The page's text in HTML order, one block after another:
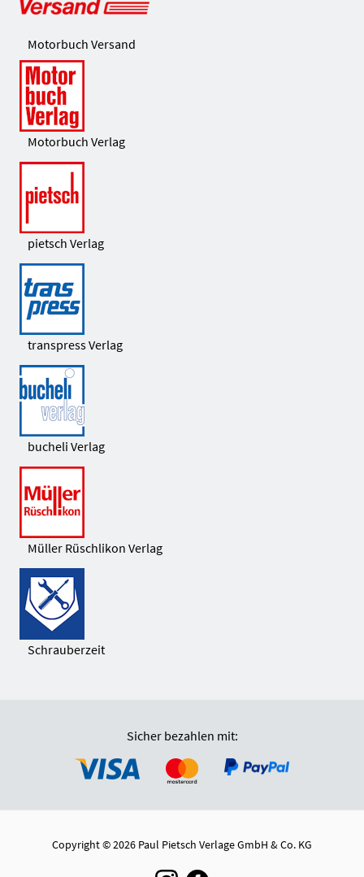
Motorbuch Versand
Motorbuch Verlag
pietsch Verlag
transpress Verlag
bucheli Verlag
Müller Rüschlikon Verlag
Schrauberzeit
Sicher bezahlen mit:
Copyright © 2026 Paul Pietsch Verlage GmbH & Co. KG